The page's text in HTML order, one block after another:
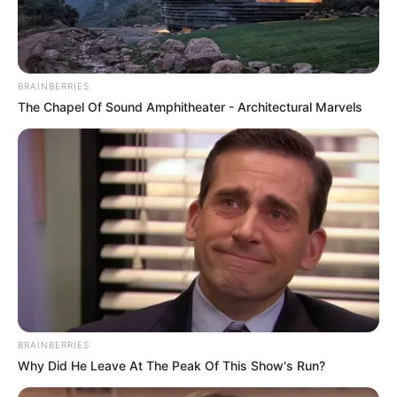
Σελιδοποίηση
άρθρων
1 2
FACEBOOK ΑΡΈΣΕΙ
YOUTUBE ΕΓΓΡΑΦΕΊΤΕ
ΑΚΟΛΟΥΘΉΣΤΕ
BRAINBERRIES
The Chapel Of Sound Amphitheater - Architectural Marvels
BRAINBERRIES
Why Did He Leave At The Peak Of This Show's Run?